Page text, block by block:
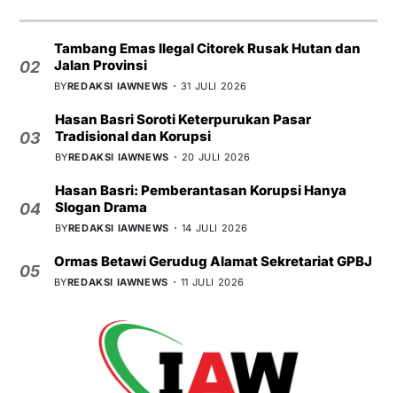
02
Tambang Emas Ilegal Citorek Rusak Hutan dan
Jalan Provinsi
BYREDAKSI IAWNEWS 31 JULI 2026
03
Hasan Basri Soroti Keterpurukan Pasar
Tradisional dan Korupsi
BYREDAKSI IAWNEWS 20 JULI 2026
04
Hasan Basri: Pemberantasan Korupsi Hanya
Slogan Drama
BYREDAKSI IAWNEWS 14 JULI 2026
05
Ormas Betawi Gerudug Alamat Sekretariat GPBJ
BYREDAKSI IAWNEWS 11 JULI 2026